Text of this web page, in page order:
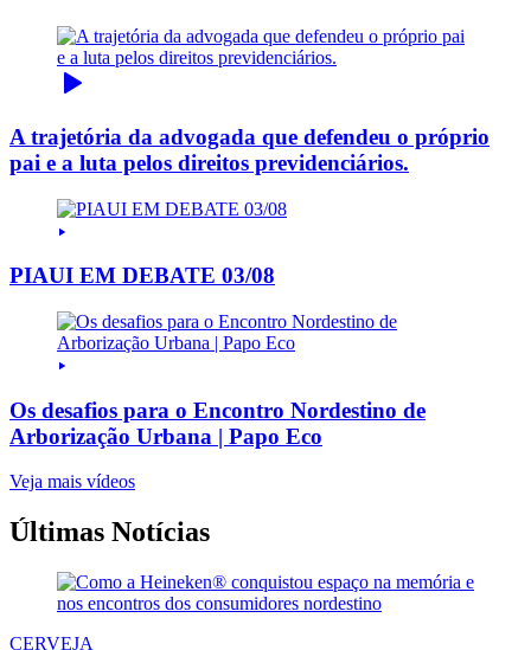
A trajetória da advogada que defendeu o próprio
pai e a luta pelos direitos previdenciários.
PIAUI EM DEBATE 03/08
Os desafios para o Encontro Nordestino de
Arborização Urbana | Papo Eco
Veja mais vídeos
Últimas Notícias
CERVEJA